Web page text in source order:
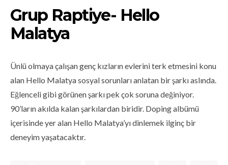
Grup Raptiye- Hello
Malatya
Ünlü olmaya çalışan genç kızların evlerini terk etmesini konu
alan Hello Malatya sosyal sorunları anlatan bir şarkı aslında.
Eğlenceli gibi görünen şarkı pek çok soruna değiniyor.
90’ların akılda kalan şarkılardan biridir. Doping albümü
içerisinde yer alan Hello Malatya’yı dinlemek ilginç bir
deneyim yaşatacaktır.